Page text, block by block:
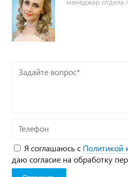
менеджер отдела
Задайте
Телефон
Я соглашаюсь с Политикой
даю согласие на обработку